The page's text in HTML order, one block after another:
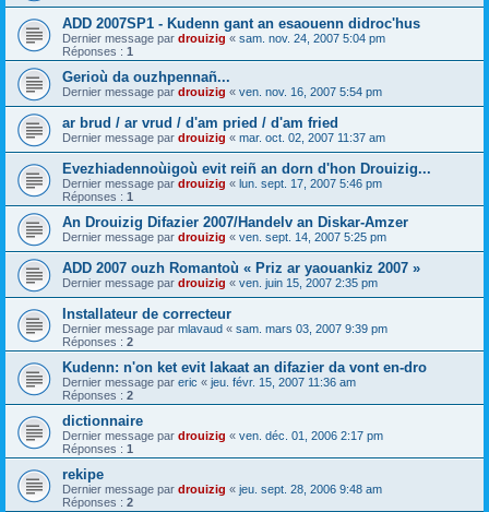
ADD 2007SP1 - Kudenn gant an esaouenn didroc'hus
Dernier message par drouizig « sam. nov. 24, 2007 5:04 pm
Réponses : 1
Gerioù da ouzhpennañ...
Dernier message par drouizig « ven. nov. 16, 2007 5:54 pm
ar brud / ar vrud / d'am pried / d'am fried
Dernier message par drouizig « mar. oct. 02, 2007 11:37 am
Evezhiadennoùigoù evit reiñ an dorn d'hon Drouizig...
Dernier message par drouizig « lun. sept. 17, 2007 5:46 pm
Réponses : 1
An Drouizig Difazier 2007/Handelv an Diskar-Amzer
Dernier message par drouizig « ven. sept. 14, 2007 5:25 pm
ADD 2007 ouzh Romantoù « Priz ar yaouankiz 2007 »
Dernier message par drouizig « ven. juin 15, 2007 2:35 pm
Installateur de correcteur
Dernier message par mlavaud « sam. mars 03, 2007 9:39 pm
Réponses : 2
Kudenn: n'on ket evit lakaat an difazier da vont en-dro
Dernier message par eric « jeu. févr. 15, 2007 11:36 am
Réponses : 2
dictionnaire
Dernier message par drouizig « ven. déc. 01, 2006 2:17 pm
Réponses : 1
rekipe
Dernier message par drouizig « jeu. sept. 28, 2006 9:48 am
Réponses : 2